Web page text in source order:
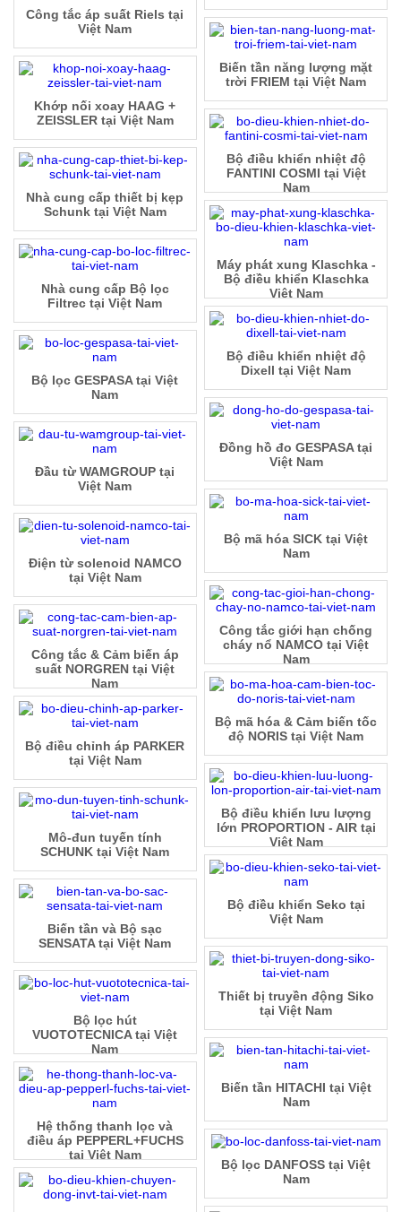
Công tắc áp suất Riels tại
Việt Nam
Biến tần năng lượng mặt
trời FRIEM tại Việt Nam
Khớp nối xoay HAAG +
ZEISSLER tại Việt Nam
Bộ điều khiển nhiệt độ
FANTINI COSMI tại Việt
Nam
Nhà cung cấp thiết bị kẹp
Schunk tại Việt Nam
Máy phát xung Klaschka -
Bộ điều khiển Klaschka
Việt Nam
Nhà cung cấp Bộ lọc
Filtrec tại Việt Nam
Bộ điều khiển nhiệt độ
Dixell tại Việt Nam
Bộ lọc GESPASA tại Việt
Nam
Đồng hồ đo GESPASA tại
Việt Nam
Đầu từ WAMGROUP tại
Việt Nam
Bộ mã hóa SICK tại Việt
Nam
Điện từ solenoid NAMCO
tại Việt Nam
Công tắc giới hạn chống
cháy nổ NAMCO tại Việt
Nam
Công tắc & Cảm biến áp
suất NORGREN tại Việt
Nam
Bộ mã hóa & Cảm biến tốc
độ NORIS tại Việt Nam
Bộ điều chỉnh áp PARKER
tại Việt Nam
Bộ điều khiển lưu lượng
lớn PROPORTION - AIR tại
Việt Nam
Mô-đun tuyến tính
SCHUNK tại Việt Nam
Bộ điều khiển Seko tại
Việt Nam
Biến tần và Bộ sạc
SENSATA tại Việt Nam
Thiết bị truyền động Siko
tại Việt Nam
Bộ lọc hút
VUOTOTECNICA tại Việt
Nam
Biến tần HITACHI tại Việt
Nam
Hệ thống thanh lọc và
điều áp PEPPERL+FUCHS
tại Việt Nam
Bộ lọc DANFOSS tại Việt
Nam